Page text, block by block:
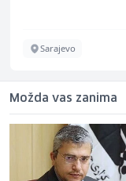
Sarajevo
Možda vas zanima